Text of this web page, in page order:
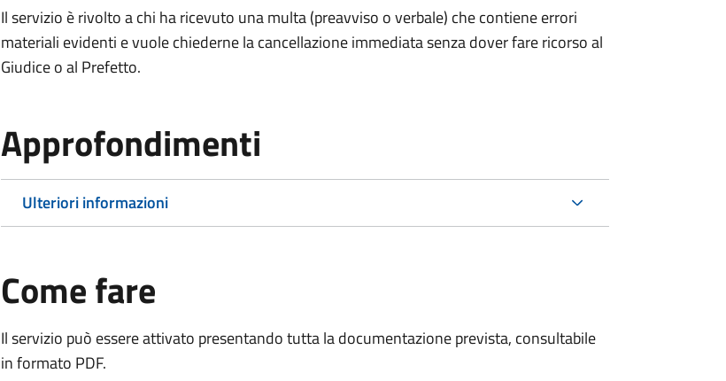
Il servizio è rivolto a chi ha ricevuto una multa (preavviso o verbale) che contiene errori
materiali evidenti e vuole chiederne la cancellazione immediata senza dover fare ricorso al
Giudice o al Prefetto.
Approfondimenti
Ulteriori informazioni
Come fare
Il servizio può essere attivato presentando tutta la documentazione prevista, consultabile
in formato PDF.